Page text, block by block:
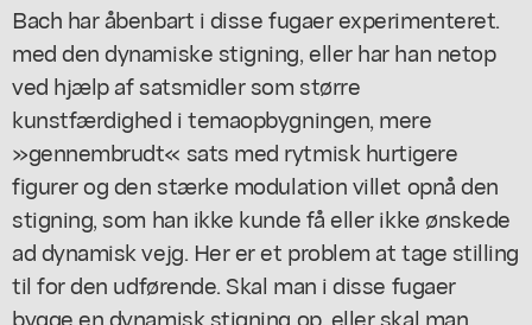
Bach har åbenbart i disse fugaer experimenteret.
med den dynamiske stigning, eller har han netop
ved hjælp af satsmidler som større
kunstfærdighed i temaopbygningen, mere
»gennembrudt« sats med rytmisk hurtigere
figurer og den stærke modulation villet opnå den
stigning, som han ikke kunde få eller ikke ønskede
ad dynamisk vejg. Her er et problem at tage stilling
til for den udførende. Skal man i disse fugaer
bygge en dynamisk stigning op, eller skal man